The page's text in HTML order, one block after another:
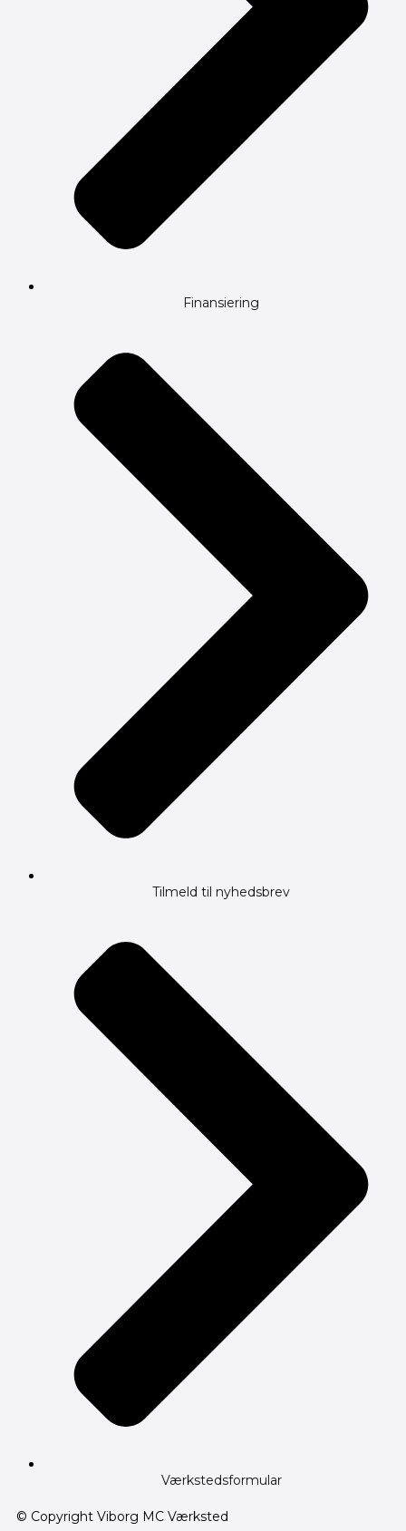
Finansiering
Tilmeld til nyhedsbrev
Værkstedsformular
© Copyright Viborg MC Værksted